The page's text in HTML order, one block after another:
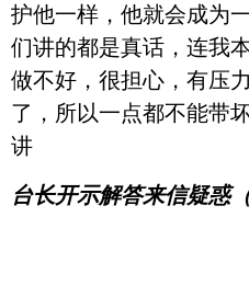
护他一样，他就会成为
们讲的都是真话，连我
做不好，很担心，有压
了，所以一点都不能带
讲
台长开示解答来信疑惑